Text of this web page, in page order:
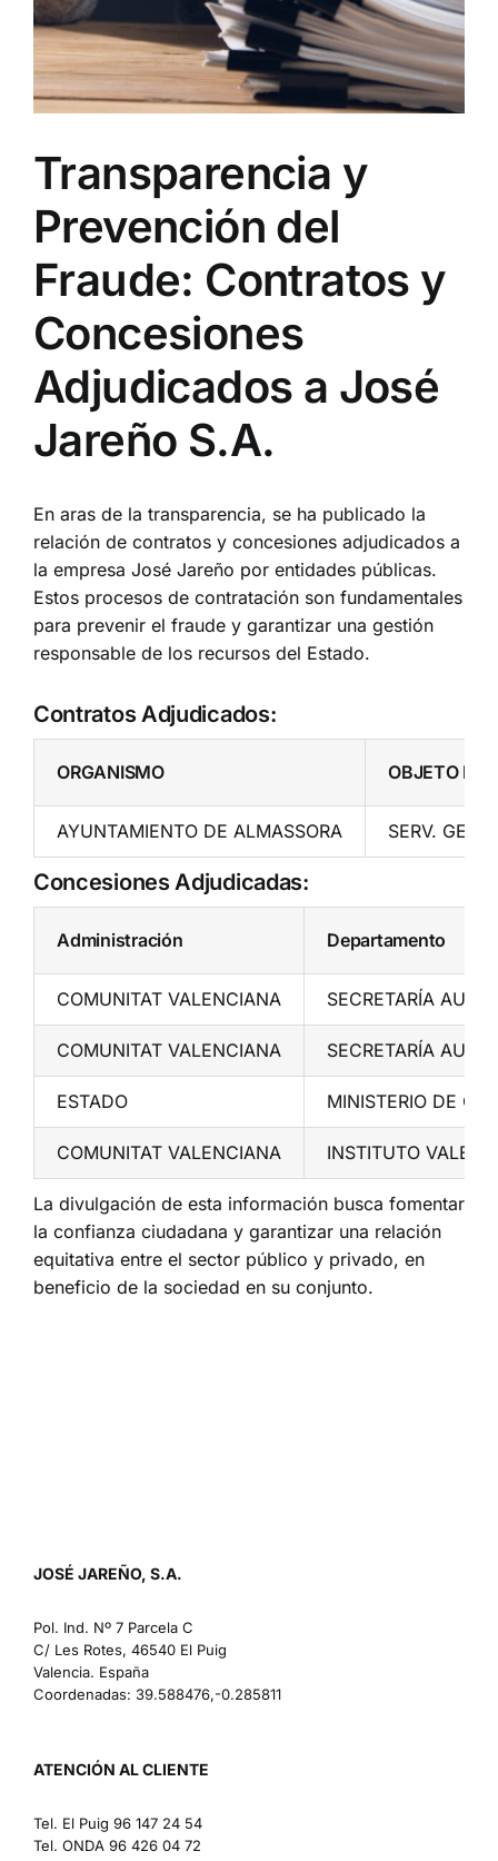
Transparencia y
Prevención del
Fraude: Contratos y
Concesiones
Adjudicados a José
Jareño S.A.
En aras de la transparencia, se ha publicado la
relación de contratos y concesiones adjudicados a
la empresa José Jareño por entidades públicas.
Estos procesos de contratación son fundamentales
para prevenir el fraude y garantizar una gestión
responsable de los recursos del Estado.
Contratos Adjudicados:
ORGANISMO OBJETO
AYUNTAMIENTO DE ALMASSORA SERV.
Concesiones Adjudicadas:
Administración Departamento
COMUNITAT VALENCIANA SECRETARÍA
COMUNITAT VALENCIANA SECRETARÍA
ESTADO MINISTERIO DE
COMUNITAT VALENCIANA INSTITUTO
La divulgación de esta información busca fomentar
la confianza ciudadana y garantizar una relación
equitativa entre el sector público y privado, en
beneficio de la sociedad en su conjunto.
JOSÉ JAREÑO, S.A.
Pol. Ind. Nº 7 Parcela C
C/ Les Rotes, 46540 El Puig
Valencia. España
Coordenadas: 39.588476,-0.285811
ATENCIÓN AL CLIENTE
Tel. El Puig 96 147 24 54
Tel. ONDA 96 426 04 72